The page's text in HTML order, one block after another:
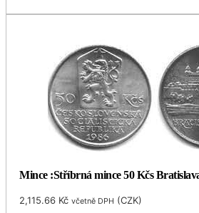
Mince :Stříbrná mince 50 Kčs
2,115.66 Kč včetně DPH (CZK)